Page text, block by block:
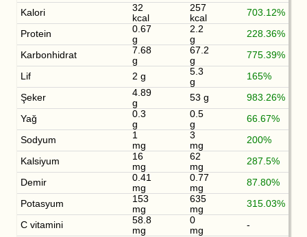
Kalori
32
kcal
257
kcal
703.12%
Protein
0.67
g
2.2
g
228.36%
Karbonhidrat
7.68
g
67.2
g
775.39%
Lif
2 g
5.3
g
165%
Şeker
4.89
g
53 g
983.26%
Yağ
0.3
g
0.5
g
66.67%
Sodyum
1
mg
3
mg
200%
Kalsiyum
16
mg
62
mg
287.5%
Demir
0.41
mg
0.77
mg
87.80%
Potasyum
153
mg
635
mg
315.03%
C vitamini
58.8
mg
0
mg
-